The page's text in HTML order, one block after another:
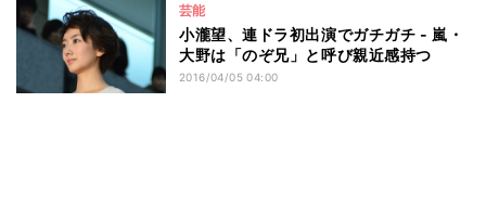
芸能
小瀧望、連ドラ初出演でガチガチ - 嵐・
大野は「のぞ兄」と呼び親近感持つ
2016/04/05 04:00